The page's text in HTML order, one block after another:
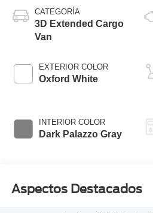
CATEGORÍA
3D Extended Cargo
Van
EXTERIOR COLOR
Oxford White
INTERIOR COLOR
Dark Palazzo Gray
Aspectos Destacados